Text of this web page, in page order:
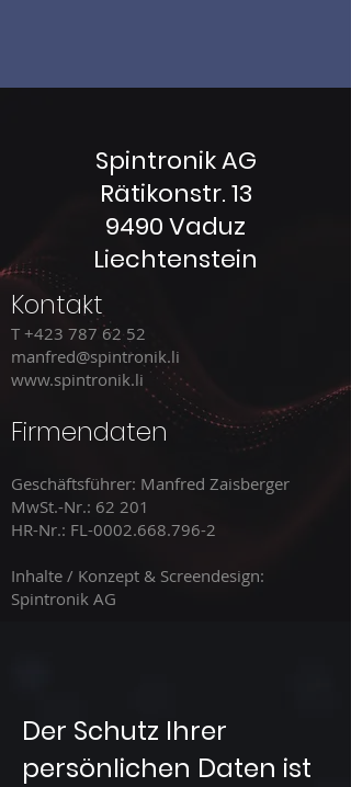
Spintronik AG
Rätikonstr. 13
9490 Vaduz
Liechtenstein
Kontakt
T +423 787 62 52
manfred@spintronik.li
www.spintronik.li
Firmendaten
Geschäftsführer: Manfred Zaisberger
MwSt.-Nr.: 62 201
HR-Nr.: FL-0002.668.796-2
Inhalte / Konzept & Screendesign:
Spintronik AG
Der Schutz Ihrer
persönlichen Daten ist